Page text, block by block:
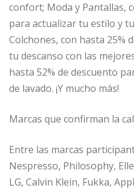
confort; Moda y Pantallas,
para actualizar tu estilo y
Colchones, con hasta 25%
tu descanso con las
hasta 52% de descuento
de lavado. ¡Y mucho más!
Marcas que confirman la
Entre las marcas
Nespresso, Philosophy,
LG, Calvin Klein, Fukka,